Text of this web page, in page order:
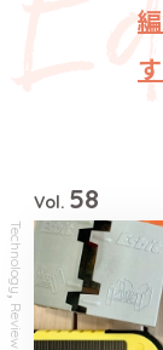
Technology
,
Review
Vol. 58